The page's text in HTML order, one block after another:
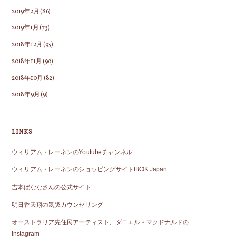
2019年2月 (86)
2019年1月 (73)
2018年12月 (93)
2018年11月 (90)
2018年10月 (82)
2018年9月 (9)
LINKS
ウィリアム・レーネンのYoutubeチャンネル
ウィリアム・レーネンのショッピングサイトIBOK Japan
吉本ばななさんの公式サイト
明日香天翔の気脈カウンセリング
オーストラリア先住民アーティスト、ダニエル・マクドナルドの
Instagram